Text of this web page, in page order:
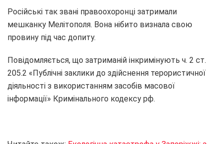
Російські так звані правоохоронці затримали
мешканку Мелітополя. Вона нібито визнала свою
провину під час допиту.
Повідомляється, що затриманій інкримінують ч. 2 ст.
205.2 «Публічні заклики до здійснення терористичної
діяльності з використанням засобів масової
інформації» Кримінального кодексу рф.